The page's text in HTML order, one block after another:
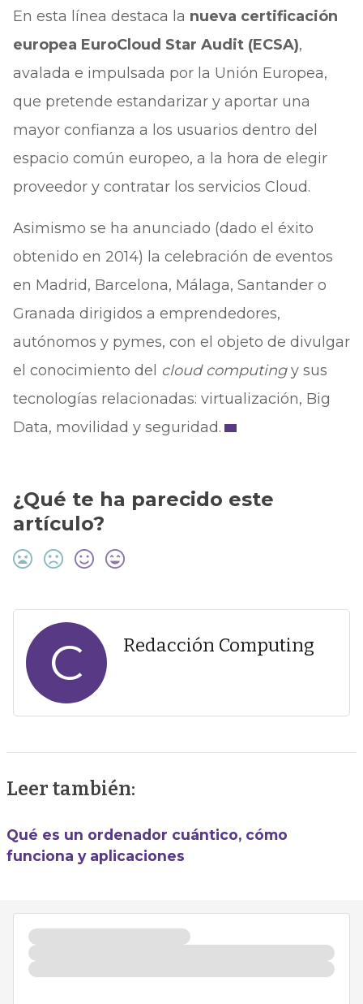
En esta línea destaca la nueva certificación
europea EuroCloud Star Audit (ECSA),
avalada e impulsada por la Unión Europea,
que pretende estandarizar y aportar una
mayor confianza a los usuarios dentro del
espacio común europeo, a la hora de elegir
proveedor y contratar los servicios Cloud.
Asimismo se ha anunciado (dado el éxito
obtenido en 2014) la celebración de eventos
en Madrid, Barcelona, Málaga, Santander o
Granada dirigidos a emprendedores,
autónomos y pymes, con el objeto de divulgar
el conocimiento del cloud computingy sus
tecnologías relacionadas: virtualización, Big
Data, movilidad y seguridad.
¿Qué te ha parecido este
artículo?
C Redacción Computing
Leer también:
Qué es un ordenador cuántico, cómo
funciona y aplicaciones